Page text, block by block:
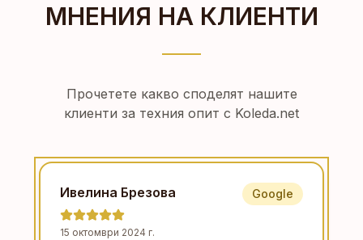
МНЕНИЯ НА КЛИЕНТИ
Прочетете какво споделят нашите
клиенти за техния опит с Koleda.net
Ивелина Брезова
15 октомври 2024 г.
Google